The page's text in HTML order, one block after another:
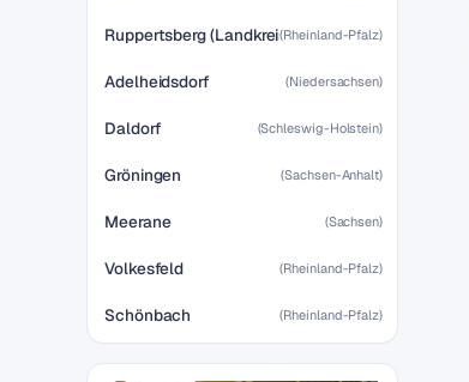
Ruppertsberg (Landkreis Bad Dürkheim)
(Rheinland-Pfalz)
Adelheidsdorf (Niedersachsen)
Daldorf (Schleswig-Holstein)
Gröningen (Sachsen-Anhalt)
Meerane (Sachsen)
Volkesfeld (Rheinland-Pfalz)
Schönbach (Rheinland-Pfalz)